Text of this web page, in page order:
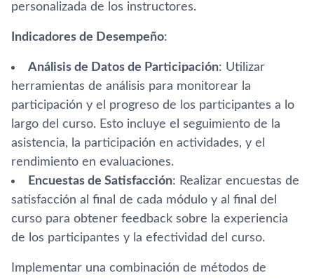
personalizada de los instructores.
Indicadores de Desempeño:
Análisis de Datos de Participación: Utilizar
herramientas de análisis para monitorear la
participación y el progreso de los participantes a lo
largo del curso. Esto incluye el seguimiento de la
asistencia, la participación en actividades, y el
rendimiento en evaluaciones.
Encuestas de Satisfacción: Realizar encuestas de
satisfacción al final de cada módulo y al final del
curso para obtener feedback sobre la experiencia
de los participantes y la efectividad del curso.
Implementar una combinación de métodos de